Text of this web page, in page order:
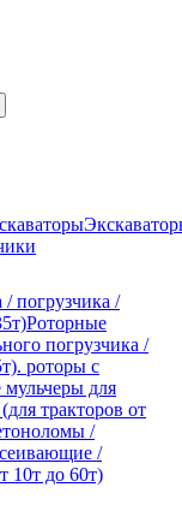
/ погрузчика /
Роторные
погрузчика /
роторы с
для
тракторов от
/
/
10т до 60т)